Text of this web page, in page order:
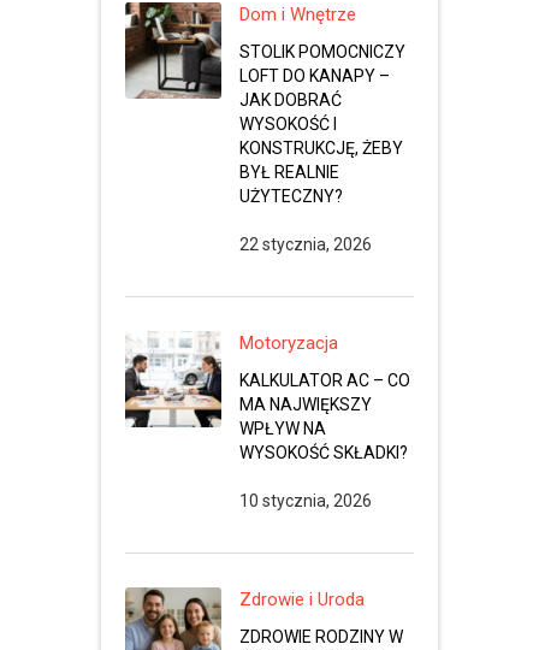
Dom i Wnętrze
STOLIK POMOCNICZY
LOFT DO KANAPY –
JAK DOBRAĆ
WYSOKOŚĆ I
KONSTRUKCJĘ, ŻEBY
BYŁ REALNIE
UŻYTECZNY?
22 stycznia, 2026
Motoryzacja
KALKULATOR AC – CO
MA NAJWIĘKSZY
WPŁYW NA
WYSOKOŚĆ SKŁADKI?
10 stycznia, 2026
Zdrowie i Uroda
ZDROWIE RODZINY W